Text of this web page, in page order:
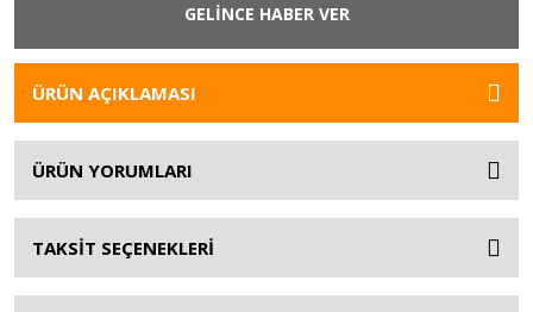
GELİNCE HABER VER
ÜRÜN AÇIKLAMASI
ÜRÜN YORUMLARI
TAKSİT SEÇENEKLERİ